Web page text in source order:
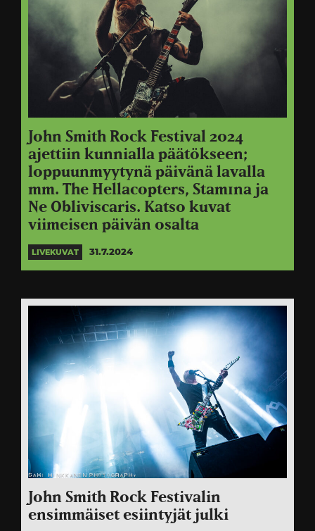
John Smith Rock Festival 2024
ajettiin kunnialla päätökseen;
loppuunmyytynä päivänä lavalla
mm. The Hellacopters, Stam1na ja
Ne Obliviscaris. Katso kuvat
viimeisen päivän osalta
LIVEKUVAT 31.7.2024
John Smith Rock Festivalin
ensimmäiset esiintyjät julki